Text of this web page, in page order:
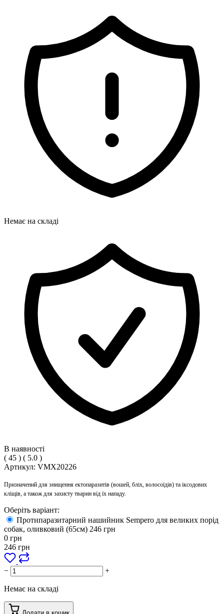
Немає на складі
В наявності
( 45 ) ( 5.0 )
Артикул: VMX20226
Призначений для знищення ектопаразитів (вошей, бліх, волосоїдів) та іксодових
кліщів, а також для захисту тварин від їх нападу.
Оберіть варіант:
Протипаразитарний нашийник Sempero для великих порід
собак, оливковий (65см) 246 грн
0 грн
246 грн
− +
Немає на складі